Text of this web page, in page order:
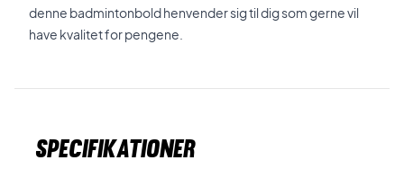
denne badmintonbold henvender sig til dig som gerne vil
have kvalitet for pengene.
Specifikationer